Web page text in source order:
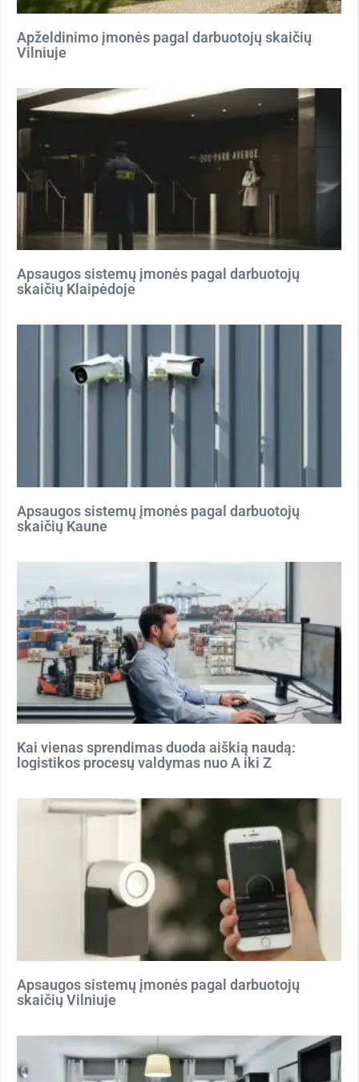
Apželdinimo įmonės pagal darbuotojų skaičių
Vilniuje
Apsaugos sistemų įmonės pagal darbuotojų
skaičių Klaipėdoje
Apsaugos sistemų įmonės pagal darbuotojų
skaičių Kaune
Kai vienas sprendimas duoda aiškią naudą:
logistikos procesų valdymas nuo A iki Z
Apsaugos sistemų įmonės pagal darbuotojų
skaičių Vilniuje